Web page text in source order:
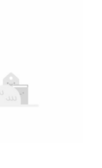
国庆期间，我公司业
，帮助客户排忧解